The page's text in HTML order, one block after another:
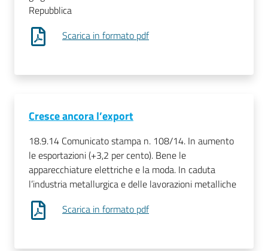
Repubblica
Scarica in formato pdf
Cresce ancora l’export
18.9.14 Comunicato stampa n. 108/14. In aumento
le esportazioni (+3,2 per cento). Bene le
apparecchiature elettriche e la moda. In caduta
l’industria metallurgica e delle lavorazioni metalliche
Scarica in formato pdf